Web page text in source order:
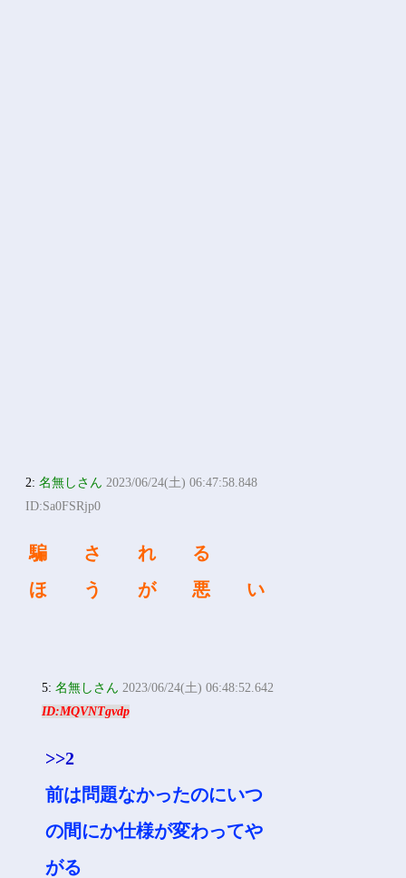
2:名無しさん 2023/06/24(土) 06:47:58.848
ID:Sa0FSRjp0
騙 さ れ る
ほ う が 悪 い
5:名無しさん 2023/06/24(土) 06:48:52.642
ID:MQVNTgvdp
>>2
前は問題なかったのにいつ
の間にか仕様が変わってや
がる